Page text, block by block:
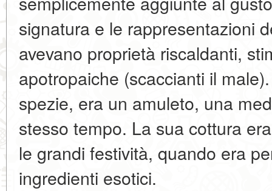
signatura e le rappresentazioni
avevano proprietà riscaldanti,
apotropaiche (scaccianti il
spezie, era un amuleto, una
stesso tempo. La sua cottura
le grandi festività, quando era
ingredienti esotici.